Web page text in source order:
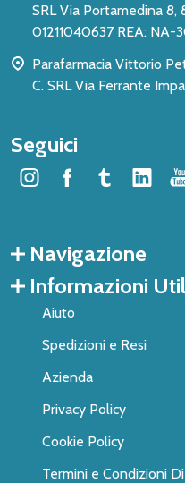
SRL Via Portamedina 8, 80134 - Napoli NA P.IVA:
01211040637 REA: NA-
Parafarmacia Vittorio
C. SRL Via Ferrante
Seguici
Navigazione
Informazioni
Aiuto
Spedizioni e Resi
Azienda
Privacy Policy
Cookie Policy
Termini e Condizioni